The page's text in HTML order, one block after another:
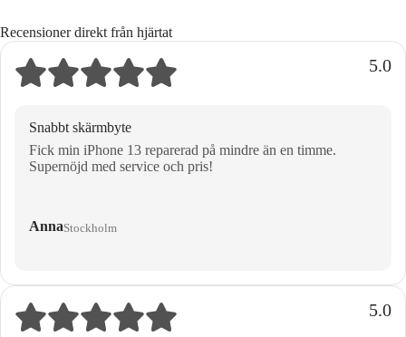
Recensioner direkt från hjärtat
5.0
Snabbt skärmbyte
Fick min iPhone 13 reparerad på mindre än en timme.
Supernöjd med service och pris!
AnnaStockholm
5.0